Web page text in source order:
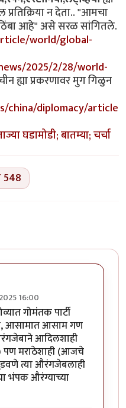
न देता.. "आमचा
आहे" असे सरळ सांगितले.
world/global-
2025/2/28/world-
ह्या प्रकरणावर मुग गिळुन
china/diplomacy/article
घडामोडी; बातम्या; चर्चा
548
16:00
महाराष्ट्रातby
गोमंतक पार्टी
आसामात आसाम गण
आदिलशाही
पण मराठेशाही (आजचे
त्या औरंगजेबलाही
भंपक औरंग्याच्या